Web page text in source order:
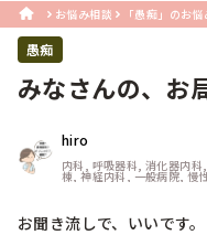
お悩み相談 「愚痴」のお
愚痴
みなさんの、お
hiro
内科, 呼吸器科, 消化器内
棟, 神経内科, 一般病院, 慢
お聞き流しで、いいです。